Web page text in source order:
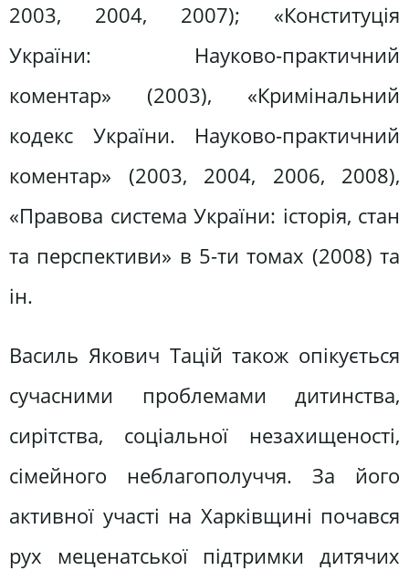
2003, 2004, 2007); «Конституція
України: Науково-практичний
коментар» (2003), «Кримінальний
кодекс України. Науково-практичний
коментар» (2003, 2004, 2006, 2008),
«Правова система України: історія, стан
та перспективи» в 5-ти томах (2008) та
ін.
Василь Якович Тацій також опікується
сучасними проблемами дитинства,
сирітства, соціальної незахищеності,
сімейного неблагополуччя. За його
активної участі на Харківщині почався
рух меценатської підтримки дитячих